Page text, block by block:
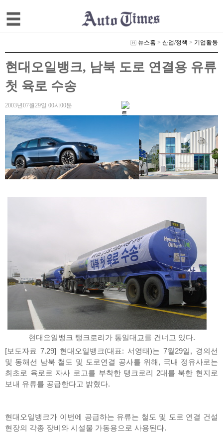
뉴스홈 > 산업/정책 > 기업활동
현대오일뱅크, 남북 도로 연결용 유류
첫 육로 수송
2003년07월29일 00시00분
현대오일뱅크 탱크로리가 통일대교를 건너고 있다.
[보도자료 7.29] 현대오일뱅크(대표: 서영태)는 7월29일, 경의선
및 동해선 남북 철도 및 도로연결 공사를 위해, 국내 정유사로는
최초로 육로로 자사 로고를 부착한 탱크로리 2대를 북한 현지로
보내 유류를 공급한다고 밝혔다.
현대오일뱅크가 이번에 공급하는 유류는 철도 및 도로 연결 건설
현장의 각종 장비와 시설물 가동용으로 사용된다.